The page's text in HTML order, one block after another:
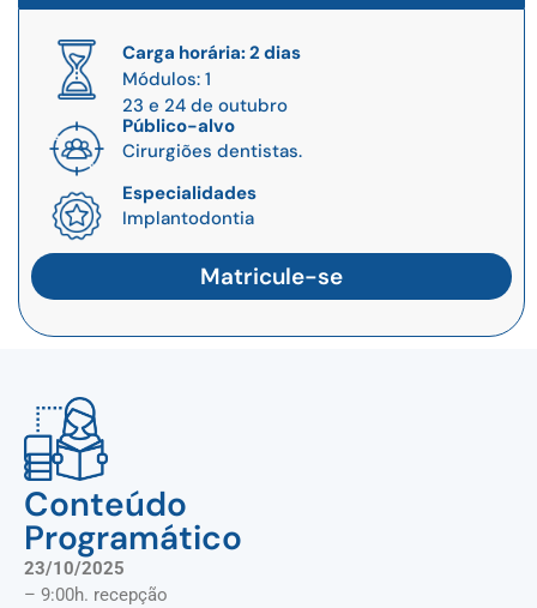
Carga horária: 2 dias
Módulos: 1
23 e 24 de outubro
Público-alvo
Cirurgiões dentistas.
Especialidades
Implantodontia
Matricule-se
Conteúdo
Programático
23/10/2025
– 9:00h. recepção